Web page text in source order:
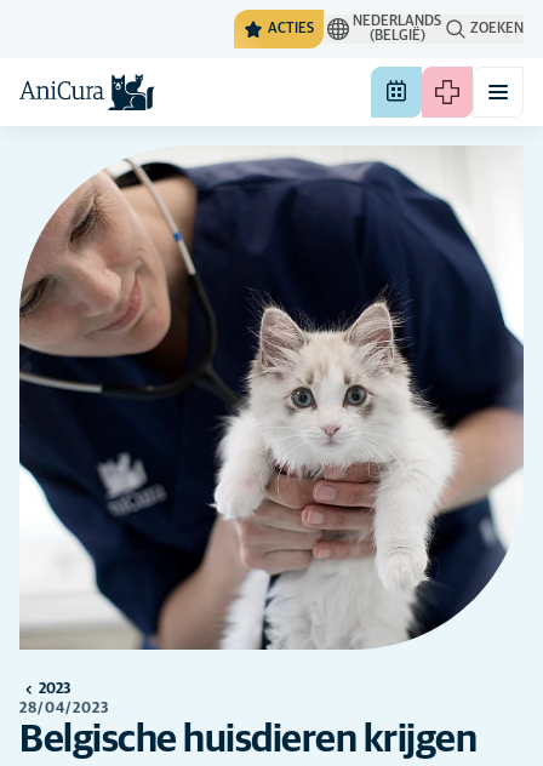
ACTIES
NEDERLANDS
(BELGIË)
ZOEKEN
2023
28/04/2023
Belgische huisdieren krijgen